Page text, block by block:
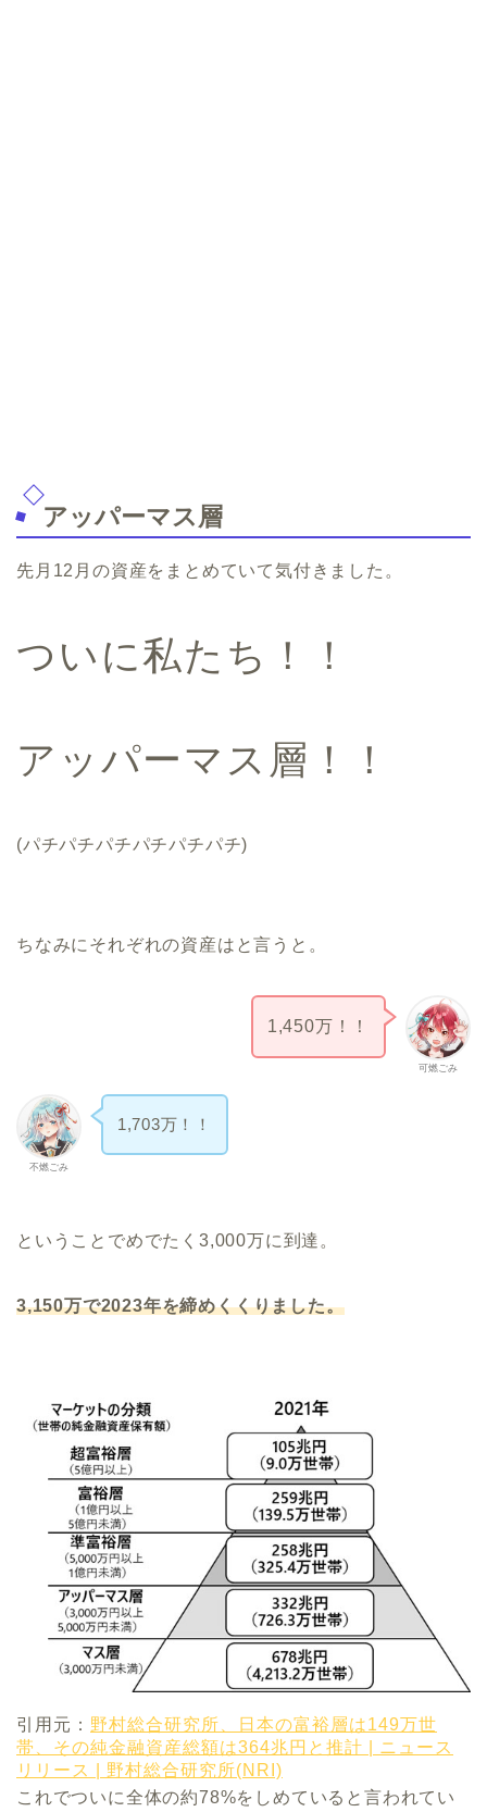
アッパーマス層
先月12月の資産をまとめていて気付きました。
ついに私たち！！
アッパーマス層！！
(パチパチパチパチパチパチ)
ちなみにそれぞれの資産はと言うと。
可燃ごみ
1,450万！！
不燃ごみ
1,703万！！
ということでめでたく3,000万に到達。
3,150万で2023年を締めくくりました。
引用元： 野村総合研究所、日本の富裕層は149万世
帯、その純金融資産総額は364兆円と推計 | ニュース
リリース | 野村総合研究所(NRI)
これでついに全体の約78%をしめていると言われてい